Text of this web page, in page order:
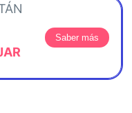
Saber más